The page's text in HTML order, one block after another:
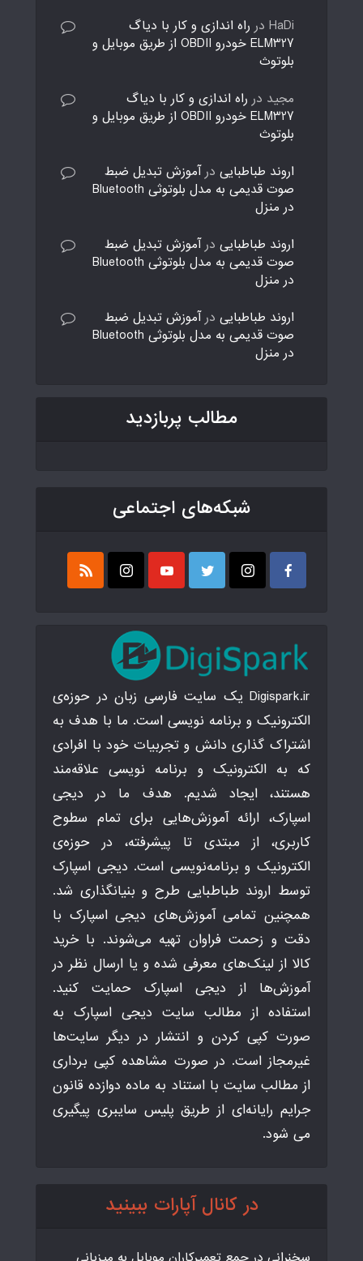
HaDi در راه اندازی و کار با دیاگ
ELM327 خودرو OBDII از طریق موبایل و
بلوتوث
مجید در راه اندازی و کار با دیاگ
ELM327 خودرو OBDII از طریق موبایل و
بلوتوث
اروند طباطبایی در آموزش تبدیل ضبط
صوت قدیمی به مدل بلوتوثی Bluetooth
در منزل
اروند طباطبایی در آموزش تبدیل ضبط
صوت قدیمی به مدل بلوتوثی Bluetooth
در منزل
اروند طباطبایی در آموزش تبدیل ضبط
صوت قدیمی به مدل بلوتوثی Bluetooth
در منزل
مطالب پربازدید
شبکه‌های اجتماعی
Digispark.ir یک سایت فارسی زبان در حوزه‌ی
الکترونیک و برنامه نویسی است. ما با هدف به
اشتراک گذاری دانش و تجربیات خود با افرادی
که به الکترونیک و برنامه نویسی علاقه‌مند
هستند، ایجاد شدیم. هدف ما در دیجی
اسپارک، ارائه آموزش‌هایی برای تمام سطوح
کاربری، از مبتدی تا پیشرفته، در حوزه‌ی
الکترونیک و برنامه‌نویسی است. دیجی اسپارک
توسط اروند طباطبایی طرح و بنیانگذاری شد.
همچنین تمامی آموزش‌های دیجی اسپارک با
دقت و زحمت فراوان تهیه می‌شوند. با خرید
کالا از لینک‌های معرفی شده و یا ارسال نظر در
آموزش‌ها از دیجی اسپارک حمایت کنید.
استفاده از مطالب سایت دیجی اسپارک به
صورت کپی کردن و انتشار در دیگر سایت‌ها
غیرمجاز است. در صورت مشاهده کپی برداری
از مطالب سایت با استناد به ماده دوازده قانون
جرایم رایانه‌ای از طریق پلیس سایبری پیگیری
می شود.
در کانال آپارات ببینید